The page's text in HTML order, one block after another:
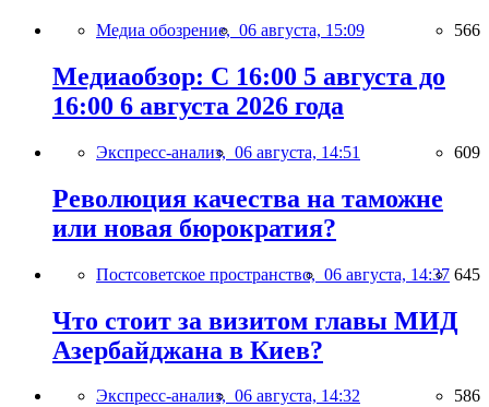
Медиа обозрение, 06 августа, 15:09 566
Медиаобзор: С 16:00 5 августа до
16:00 6 августа 2026 года
Экспресс-анализ, 06 августа, 14:51 609
Революция качества на таможне
или новая бюрократия?
Постсоветское пространство, 06 августа, 14:37 645
Что стоит за визитом главы МИД
Азербайджана в Киев?
Экспресс-анализ, 06 августа, 14:32 586